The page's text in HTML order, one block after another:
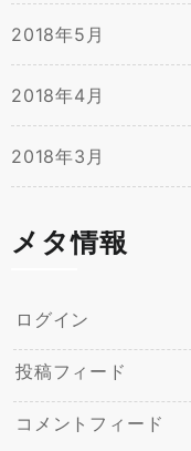
2018年5月
2018年4月
2018年3月
メタ情報
ログイン
投稿フィード
コメントフィード